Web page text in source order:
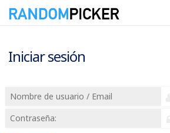
Iniciar sesión